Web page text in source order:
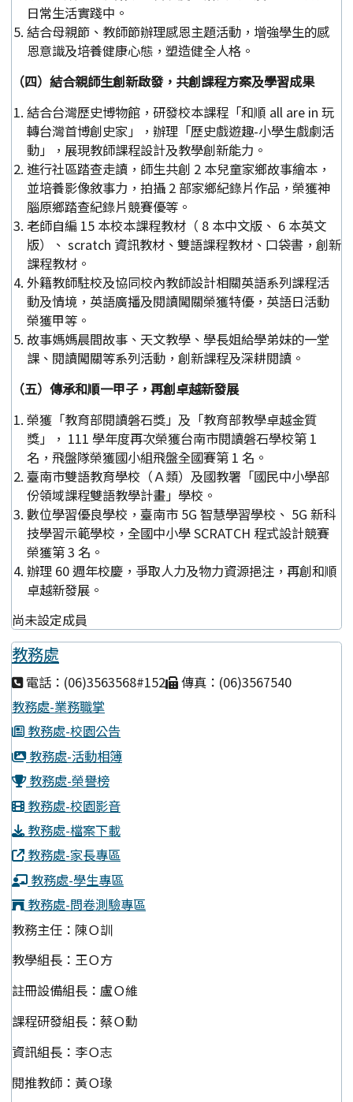
日常生活實踐中。
結合母親節、教師節辦理感恩主題活動，增強學生的感
恩意識及培養健康心態，塑造健全人格。
（四）結合親師生創新啟發，共創課程方案及學習成果
結合台灣歷史博物館，研發校本課程「和順 all are in 玩
轉台灣首博創史家」，辦理「歷史戲遊趣-小學生戲劇活
動」，展現教師課程設計及教學創新能力。
進行社區踏查走讀，師生共創 2 本兒童家鄉故事繪本，
並培養影像敘事力，拍攝 2 部家鄉紀錄片作品，榮獲神
腦原鄉踏查紀錄片競賽優等。
老師自編 15 本校本課程教材（ 8 本中文版、 6 本英文
版）、 scratch 資訊教材、雙語課程教材、口袋書，創新
課程教材。
外籍教師駐校及協同校內教師設計相關英語系列課程活
動及情境，英語廣播及閱讀闖關榮獲特優，英語日活動
榮獲甲等。
故事媽媽晨間故事、天文教學、學長姐給學弟妹的一堂
課、閱讀闖關等系列活動，創新課程及深耕閱讀。
（五）傳承和順一甲子，再創卓越新發展
榮獲「教育部閱讀磐石獎」及「教育部教學卓越金質
獎」， 111 學年度再次榮獲台南市閱讀磐石學校第 1
名，飛盤隊榮獲國小組飛盤全國賽第 1 名。
臺南市雙語教育學校（Ａ類）及國教署「國民中小學部
份領域課程雙語教學計畫」學校。
數位學習優良學校，臺南市 5G 智慧學習學校、 5G 新科
技學習示範學校，全國中小學 SCRATCH 程式設計競賽
榮獲第 3 名。
辦理 60 週年校慶，爭取人力及物力資源挹注，再創和順
卓越新發展。
尚未設定成員
教務處
電話：(06)3563568#152
傳真：(06)3567540
教務處-業務職掌
教務處-校園公告
教務處-活動相簿
教務處-榮譽榜
教務處-校園影音
教務處-檔案下載
教務處-家長專區
教務處-學生專區
教務處-問卷測驗專區
教務主任：陳Ｏ訓
教學組長：王Ｏ方
註冊設備組長：盧Ｏ維
課程研發組長：蔡Ｏ勳
資訊組長：李Ｏ志
閱推教師：黃Ｏ瑑